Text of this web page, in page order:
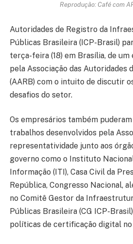
Reprodução: Café com
Autoridades de Registro da
Públicas Brasileira (ICP-Brasil)
terça-feira (18) em Brasília, de
pela Associação das Autoridades
(AARB) com o intuito de discutir
desafios do setor.
Os empresários também
trabalhos desenvolvidos pela
representatividade junto aos
governo como o Instituto
Informação (ITI), Casa Civil da
República, Congresso Nacional,
no Comitê Gestor da
Públicas Brasileira (CG ICP-
políticas de certificação digital no